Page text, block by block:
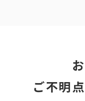
ご不明